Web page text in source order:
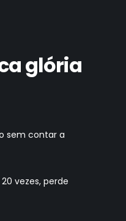
glória
sem contar a
vezes, perde